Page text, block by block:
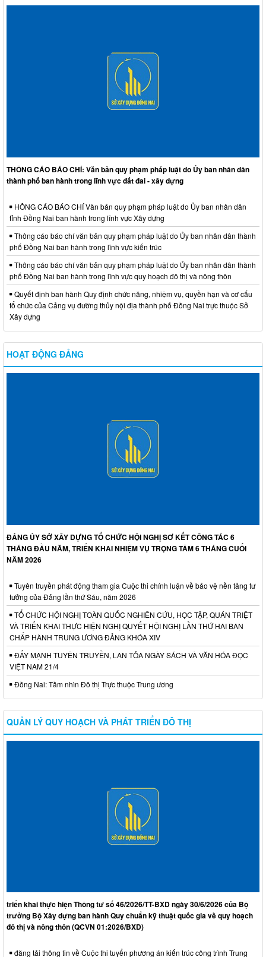
THÔNG CÁO BÁO CHÍ: Văn bản quy phạm pháp luật do Ủy ban nhân dân
thành phố ban hành trong lĩnh vực đất đai - xây dựng
HÔNG CÁO BÁO CHÍ Văn bản quy phạm pháp luật do Ủy ban nhân dân
tỉnh Đồng Nai ban hành trong lĩnh vực Xây dựng
Thông cáo báo chí văn bản quy phạm pháp luật do Ủy ban nhân dân thành
phố Đồng Nai ban hành trong lĩnh vực kiến trúc
Thông cáo báo chí văn bản quy phạm pháp luật do Ủy ban nhân dân thành
phố Đồng Nai ban hành trong lĩnh vực quy hoạch đô thị và nông thôn
Quyết định ban hành Quy định chức năng, nhiệm vụ, quyền hạn và cơ cấu
tổ chức của Cảng vụ đường thủy nội địa thành phố Đồng Nai trực thuộc Sở
Xây dựng
HOẠT ĐỘNG ĐẢNG
ĐẢNG ỦY SỞ XÂY DỰNG TỔ CHỨC HỘI NGHỊ SƠ KẾT CÔNG TÁC 6
THÁNG ĐẦU NĂM, TRIỂN KHAI NHIỆM VỤ TRỌNG TÂM 6 THÁNG CUỐI
NĂM 2026
Tuyên truyền phát động tham gia Cuộc thi chính luận về bảo vệ nền tảng tư
tưởng của Đảng lần thứ Sáu, năm 2026
TỔ CHỨC HỘI NGHỊ TOÀN QUỐC NGHIÊN CỨU, HỌC TẬP, QUÁN TRIỆT
VÀ TRIỂN KHAI THỰC HIỆN NGHỊ QUYẾT HỘI NGHỊ LẦN THỨ HAI BAN
CHẤP HÀNH TRUNG ƯƠNG ĐẢNG KHÓA XIV
ĐẨY MẠNH TUYÊN TRUYỀN, LAN TỎA NGÀY SÁCH VÀ VĂN HÓA ĐỌC
VIỆT NAM 21/4
Đồng Nai: Tầm nhìn Đô thị Trực thuộc Trung ương
QUẢN LÝ QUY HOẠCH VÀ PHÁT TRIỂN ĐÔ THỊ
triển khai thực hiện Thông tư số 46/2026/TT-BXD ngày 30/6/2026 của Bộ
trưởng Bộ Xây dựng ban hành Quy chuẩn kỹ thuật quốc gia về quy hoạch
đô thị và nông thôn (QCVN 01:2026/BXD)
đăng tải thông tin về Cuộc thi tuyển phương án kiến trúc công trình Trung